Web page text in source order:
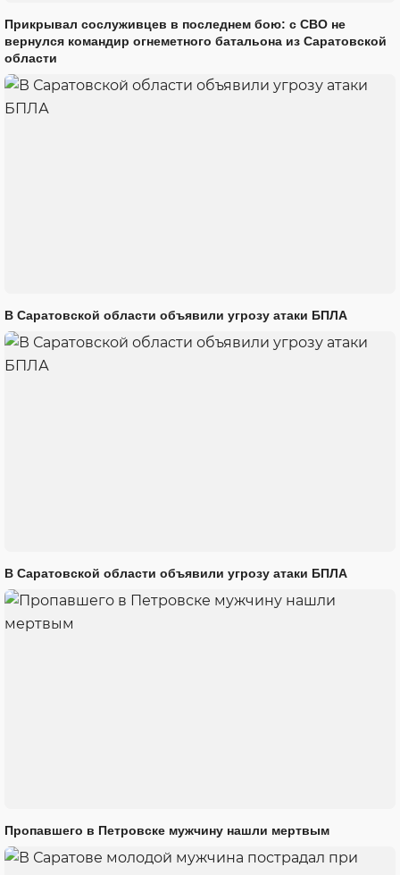
Прикрывал сослуживцев в последнем бою: с СВО не
вернулся командир огнеметного батальона из Саратовской
области
В Саратовской области объявили угрозу атаки БПЛА
В Саратовской области объявили угрозу атаки БПЛА
Пропавшего в Петровске мужчину нашли мертвым